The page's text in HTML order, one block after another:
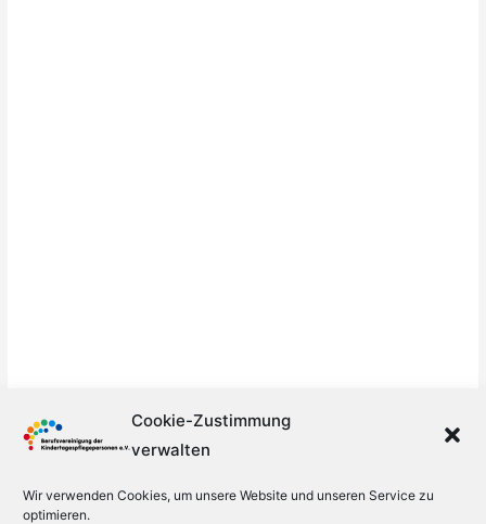
Cookie-Zustimmung
verwalten
Wir verwenden Cookies, um unsere Website und unseren Service zu
optimieren.